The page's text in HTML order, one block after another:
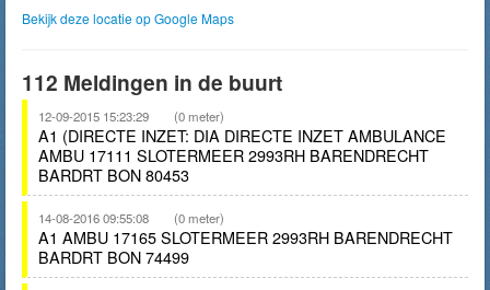
Bekijk deze locatie op Google Maps
112 Meldingen in de buurt
12-09-2015 15:23:29 (0 meter)
A1 (DIRECTE INZET: DIA DIRECTE INZET AMBULANCE
AMBU 17111 SLOTERMEER 2993RH BARENDRECHT
BARDRT BON 80453
14-08-2016 09:55:08 (0 meter)
A1 AMBU 17165 SLOTERMEER 2993RH BARENDRECHT
BARDRT BON 74499